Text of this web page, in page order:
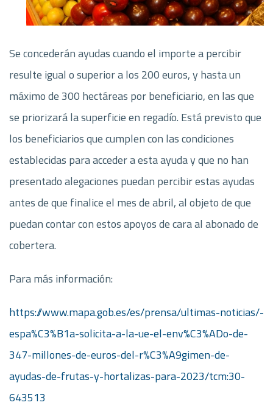
Se concederán ayudas cuando el importe a percibir
resulte igual o superior a los 200 euros, y hasta un
máximo de 300 hectáreas por beneficiario, en las que
se priorizará la superficie en regadío. Está previsto que
los beneficiarios que cumplen con las condiciones
establecidas para acceder a esta ayuda y que no han
presentado alegaciones puedan percibir estas ayudas
antes de que finalice el mes de abril, al objeto de que
puedan contar con estos apoyos de cara al abonado de
cobertera.
Para más información:
https://www.mapa.gob.es/es/prensa/ultimas-noticias/-
espa%C3%B1a-solicita-a-la-ue-el-env%C3%ADo-de-
347-millones-de-euros-del-r%C3%A9gimen-de-
ayudas-de-frutas-y-hortalizas-para-2023/tcm:30-
643513